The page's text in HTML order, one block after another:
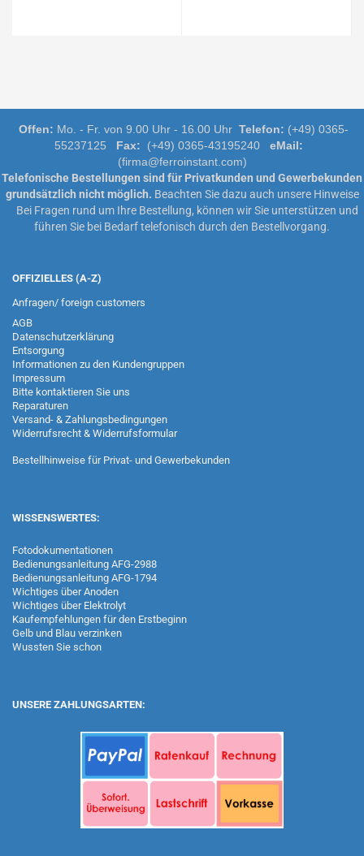
Offen: Mo. - Fr. von 9.00 Uhr - 16.00 Uhr Telefon: (+49) 0365-
55237125 Fax: (+49) 0365-43195240 eMail:
(firma@ferroinstant.com)
Telefonische Bestellungen sind für Privatkunden und Gewerbekunden
grundsätzlich nicht möglich. Beachten Sie dazu auch unsere Hinweise
Bei Fragen rund um Ihre Bestellung, können wir Sie unterstützen und
führen Sie bei Bedarf telefonisch durch den Bestellvorgang.
OFFIZIELLES (A-Z)
Anfragen/ foreign customers
AGB
Datenschutzerklärung
Entsorgung
Informationen zu den Kundengruppen
Impressum
Bitte kontaktieren Sie uns
Reparaturen
Versand- & Zahlungsbedingungen
Widerrufsrecht & Widerrufsformular
Bestellhinweise für Privat- und Gewerbekunden
WISSENSWERTES:
Fotodokumentationen
Bedienungsanleitung AFG-2988
Bedienungsanleitung AFG-1794
Wichtiges über Anoden
Wichtiges über Elektrolyt
Kaufempfehlungen für den Erstbeginn
Gelb und Blau verzinken
Wussten Sie schon
UNSERE ZAHLUNGSARTEN: